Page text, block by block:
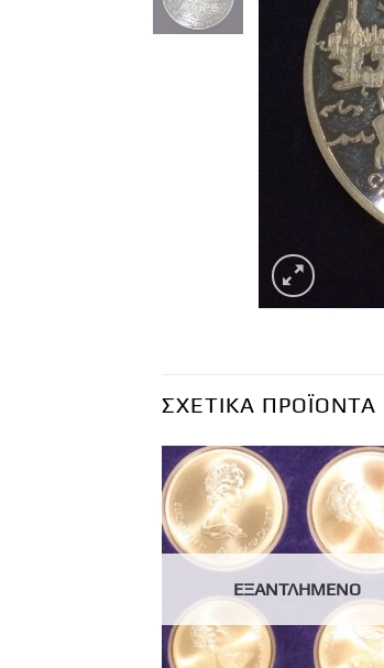
ΣΧΕΤΙΚΆ ΠΡΟΪΌΝΤΑ
ΕΞΑΝΤΛΗΜΈΝΟ